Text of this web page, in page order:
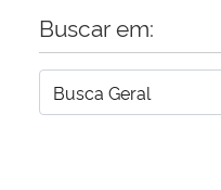
Buscar em: